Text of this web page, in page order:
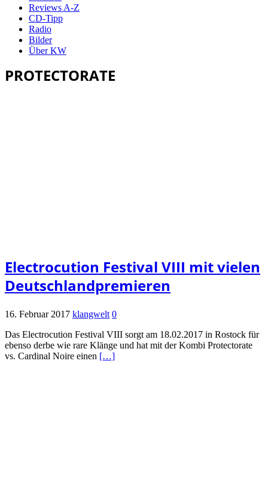
Reviews A-Z
CD-Tipp
Radio
Bilder
Über KW
PROTECTORATE
Electrocution Festival VIII mit vielen
Deutschlandpremieren
16. Februar 2017 klangwelt 0
Das Electrocution Festival VIII sorgt am 18.02.2017 in Rostock für
ebenso derbe wie rare Klänge und hat mit der Kombi Protectorate
vs. Cardinal Noire einen […]